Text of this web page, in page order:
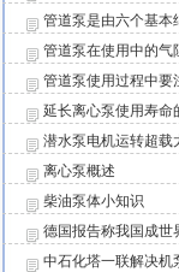
管道泵是由六个基本
管道泵在使用中的气
管道泵使用过程中要
延长离心泵使用寿命
潜水泵电机运转超载
离心泵概述
柴油泵体小知识
德国报告称我国成世
中石化塔一联解决机